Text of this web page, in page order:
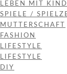
LEBEN MIT
SPIELE /
MUTTERSCHAFT
FASHION
LIFESTYLE
LIFESTYLE
DIY